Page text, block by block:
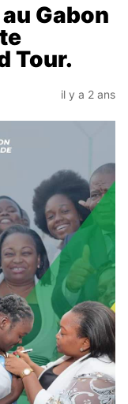
Gabon
Tour.
il y a 2 ans